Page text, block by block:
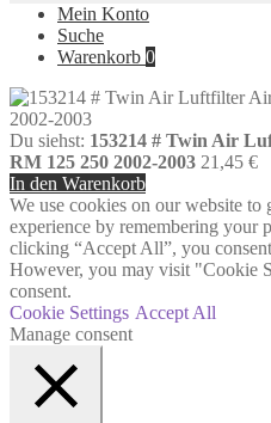
Mein Konto
Suche
Warenkorb 0
Du siehst: 153214 # Twin Air
RM 125 250 2002-2003 21,45 €
In den Warenkorb
We use cookies on our website to
experience by remembering your
clicking “Accept All”, you
However, you may visit "Cookie
consent.
Cookie Settings Accept All
Manage consent